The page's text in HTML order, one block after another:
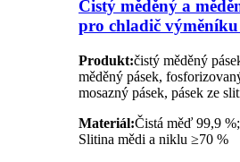
Čistý měděný a
pro chladič
Produkt:čistý měděný
měděný pásek,
mosazný pásek, pásek ze
Materiál:Čistá měď 99,9
Slitina mědi a niklu ≥70 %